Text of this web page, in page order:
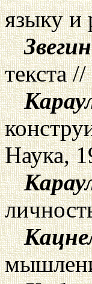
языку и
текста
Наука,